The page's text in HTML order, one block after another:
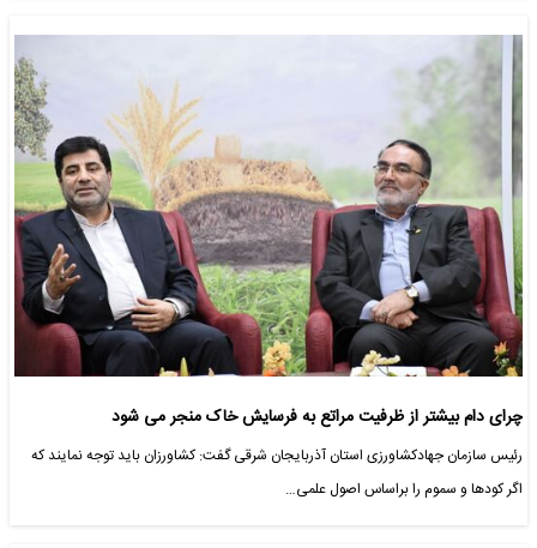
چرای دام بیشتر از ظرفیت مراتع به فرسایش خاک منجر می شود
رئیس سازمان جهادکشاورزی استان آذربایجان شرقی گفت: کشاورزان باید توجه نمایند که
اگر کودها و سموم را براساس اصول علمی…